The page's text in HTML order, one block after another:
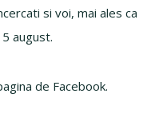
si voi, mai ales ca
august.
de Facebook.